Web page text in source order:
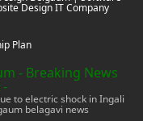
Design IT Company
Plan
- Breaking News
to electric shock in Ingali
belagavi news